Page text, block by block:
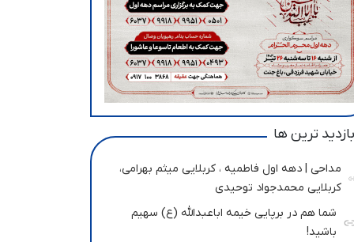
ترین ها
مداحی | دهه اول فاطمیه ، کربلایی میثم بهرامی،
کربلایی محمدجواد توحیدی
شما هم در برپایی خیمه اباعبدالله (ع) سهیم
باشید!